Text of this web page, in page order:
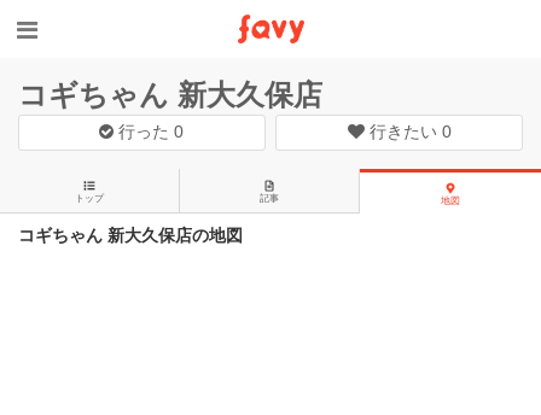
コギちゃん 新大久保店
行った0 行きたい 0
トップ 記事 地図
コギちゃん 新大久保店の地図